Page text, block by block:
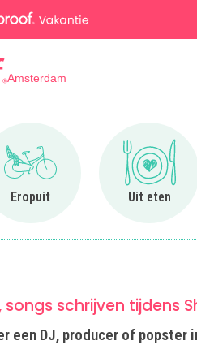
Amsterdam
Eropuit
Ga naar Eropuit
Uit eten
Ga naar
songs schrijven tijdens
een DJ, producer of